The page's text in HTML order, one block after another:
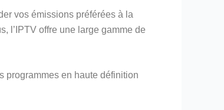
vos émissions préférées à la
l’IPTV offre une large gamme de
programmes en haute définition